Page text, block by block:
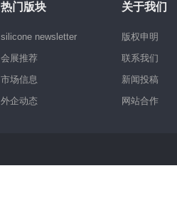
热门版块
silicone newsletter
会展推荐
市场信息
外企动态
关于我们
版权申明
联系我们
新闻投稿
网站合作